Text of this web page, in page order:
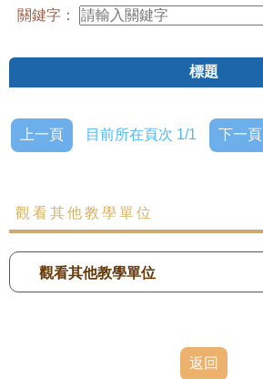
關鍵字：
標題
上一頁 目前所在頁次 1/1 下一頁
觀看其他教學單位
觀看其他教學單位
返回